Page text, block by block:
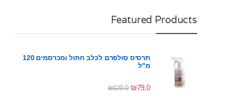
Featured Products
תרסיס סולפרם לכלב חתול ומכרסמים 120
מ"ל
₪79.0
₪120.0